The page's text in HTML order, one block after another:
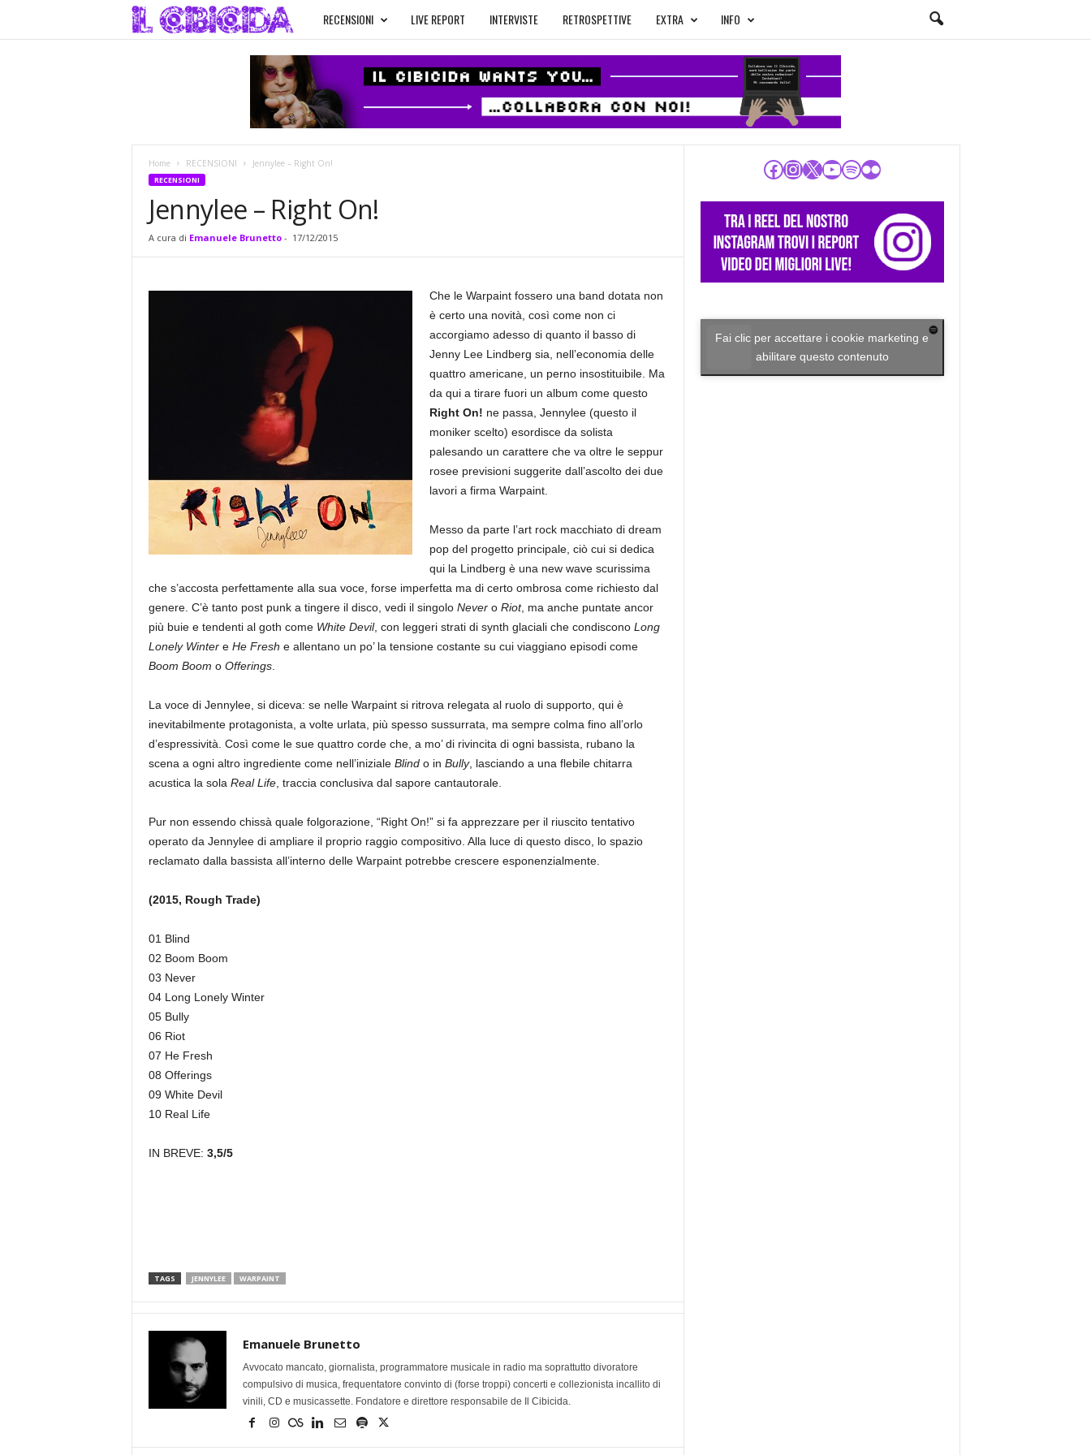
l
C
i
i
d
RECENSIONI LIVE REPORT INTERVISTE RETROSPETTIVE EXTRA INFO
Home RECENSIONI Jennylee – Right On!
RECENSIONI
Jennylee – Right On!
A cura di Emanuele Brunetto- 17/12/2015
Che le Warpaint fossero una band dotata non
è certo una novità, così come non ci
accorgiamo adesso di quanto il basso di
Jenny Lee Lindberg sia, nell’economia delle
quattro americane, un perno insostituibile. Ma
da qui a tirare fuori un album come questo
Right On! ne passa, Jennylee (questo il
moniker scelto) esordisce da solista
palesando un carattere che va oltre le seppur
rosee previsioni suggerite dall’ascolto dei due
lavori a firma Warpaint.
Messo da parte l’art rock macchiato di dream
pop del progetto principale, ciò cui si dedica
qui la Lindberg è una new wave scurissima
che s’accosta perfettamente alla sua voce, forse imperfetta ma di certo ombrosa come richiesto dal
genere. C’è tanto post punk a tingere il disco, vedi il singolo Nevero Riot, ma anche puntate ancor
più buie e tendenti al goth come White Devil, con leggeri strati di synth glaciali che condiscono Long
Lonely Winter e He Fresh e allentano un po’ la tensione costante su cui viaggiano episodi come
Boom Boom o Offerings.
La voce di Jennylee, si diceva: se nelle Warpaint si ritrova relegata al ruolo di supporto, qui è
inevitabilmente protagonista, a volte urlata, più spesso sussurrata, ma sempre colma fino all’orlo
d’espressività. Così come le sue quattro corde che, a mo’ di rivincita di ogni bassista, rubano la
scena a ogni altro ingrediente come nell’iniziale Blindo in Bully, lasciando a una flebile chitarra
acustica la sola Real Life, traccia conclusiva dal sapore cantautorale.
Pur non essendo chissà quale folgorazione, “Right On!” si fa apprezzare per il riuscito tentativo
operato da Jennylee di ampliare il proprio raggio compositivo. Alla luce di questo disco, lo spazio
reclamato dalla bassista all’interno delle Warpaint potrebbe crescere esponenzialmente.
(2015, Rough Trade)
01 Blind
02 Boom Boom
03 Never
04 Long Lonely Winter
05 Bully
06 Riot
07 He Fresh
08 Offerings
09 White Devil
10 Real Life
IN BREVE: 3,5/5
TAGS JENNYLEE WARPAINT
Emanuele Brunetto
Avvocato mancato, giornalista, programmatore musicale in radio ma soprattutto divoratore
compulsivo di musica, frequentatore convinto di (forse troppi) concerti e collezionista incallito di
vinili, CD e musicassette. Fondatore e direttore responsabile de Il Cibicida.
Facebook
Instagram
X YouTube
Spotify
Flickr
Fai clic per accettare i cookie marketing e
abilitare questo contenuto